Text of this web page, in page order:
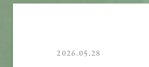
2026.05.28